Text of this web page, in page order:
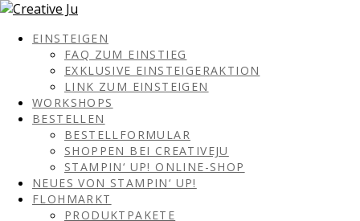
EINSTEIGEN
FAQ ZUM EINSTIEG
EXKLUSIVE EINSTEIGERAKTION
LINK ZUM EINSTEIGEN
WORKSHOPS
BESTELLEN
BESTELLFORMULAR
SHOPPEN BEI CREATIVEJU
STAMPIN‘ UP! ONLINE-SHOP
NEUES VON STAMPIN‘ UP!
FLOHMARKT
PRODUKTPAKETE